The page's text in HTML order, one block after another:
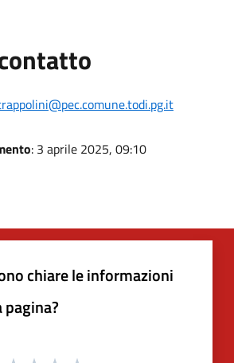
: 3 aprile 2025, 09:10
chiare le informazioni
pagina?